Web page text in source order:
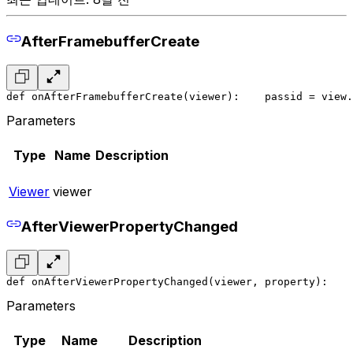
AfterFramebufferCreate
def onAfterFramebufferCreate(viewer):
    pass
id =
Parameters
Type Name Description
Viewer viewer
AfterViewerPropertyChanged
def onAfterViewerPropertyChanged(viewer, property):
Parameters
Type Name Description